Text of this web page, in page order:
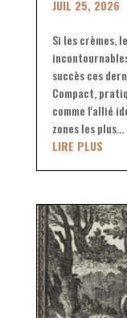
JUIL 25, 2026
Si les crèmes,
succès ces
Compact,
comme l'allié
zones les plus...
LIRE PLUS